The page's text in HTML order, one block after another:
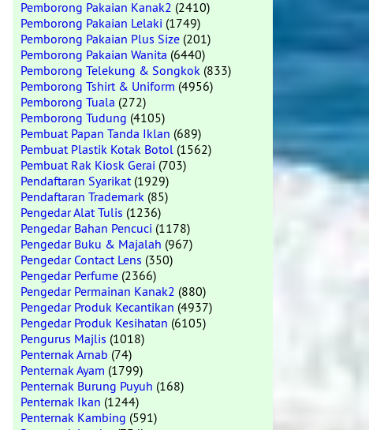
Pemborong Pakaian Kanak2 (2410)
Pemborong Pakaian Lelaki (1749)
Pemborong Pakaian Plus Size (201)
Pemborong Pakaian Wanita (6440)
Pemborong Telekung & Songkok (833)
Pemborong Tshirt & Uniform (4956)
Pemborong Tuala (272)
Pemborong Tudung (4105)
Pembuat Papan Tanda Iklan (689)
Pembuat Plastik Kotak Botol (1562)
Pembuat Rak Kiosk Gerai (703)
Pendaftaran Syarikat(1929)
Pendaftaran Trademark (85)
Pengedar Alat Tulis (1236)
Pengedar Bahan Pencuci (1178)
Pengedar Buku & Majalah (967)
Pengedar Contact Lens (350)
Pengedar Perfume (2366)
Pengedar Permainan Kanak2 (880)
Pengedar Produk Kecantikan (4937)
Pengedar Produk Kesihatan (6105)
Pengurus Majlis (1018)
Penternak Arnab (74)
Penternak Ayam (1799)
Penternak Burung Puyuh (168)
Penternak Ikan (1244)
Penternak Kambing (591)